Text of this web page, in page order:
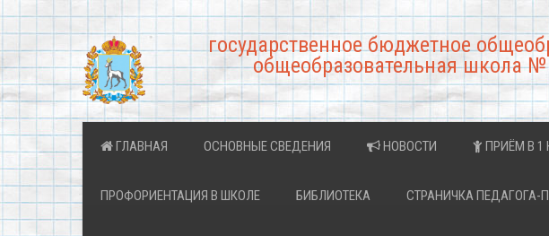
государственное бюджетное
общеобразовательная школа №
ГЛАВНАЯ ОСНОВНЫЕ СВЕДЕНИЯ НОВОСТИ ПРИЁМ В 1
ПРОФОРИЕНТАЦИЯ В ШКОЛЕ БИБЛИОТЕКА СТРАНИЧКА ПЕДАГОГА-